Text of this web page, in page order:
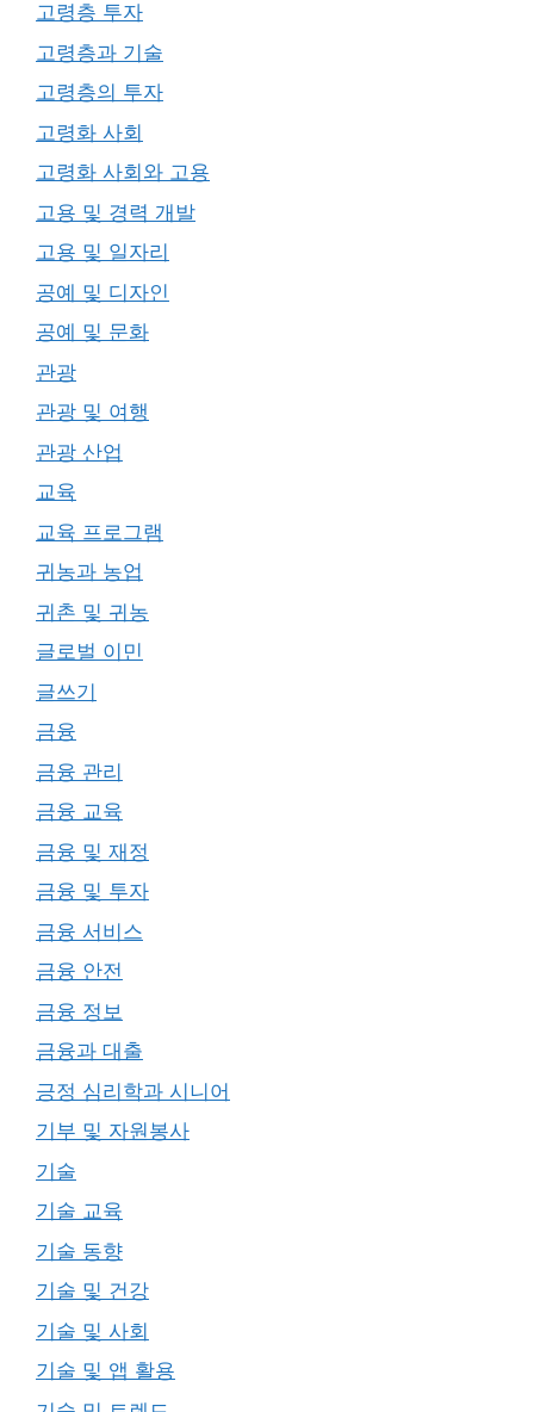
고령층 투자
고령층과 기술
고령층의 투자
고령화 사회
고령화 사회와 고용
고용 및 경력 개발
고용 및 일자리
공예 및 디자인
공예 및 문화
관광
관광 및 여행
관광 산업
교육
교육 프로그램
귀농과 농업
귀촌 및 귀농
글로벌 이민
글쓰기
금융
금융 관리
금융 교육
금융 및 재정
금융 및 투자
금융 서비스
금융 안전
금융 정보
금융과 대출
긍정 심리학과 시니어
기부 및 자원봉사
기술
기술 교육
기술 동향
기술 및 건강
기술 및 사회
기술 및 앱 활용